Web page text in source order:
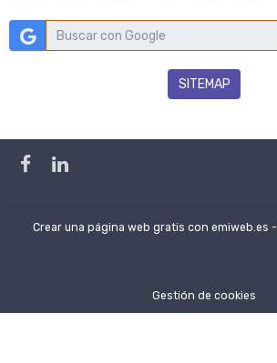
SITEMAP
Crear una página web gratis con emiweb.es -
Gestión de cookies